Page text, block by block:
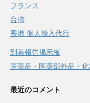
フランス
台湾
香港 個人輸入代行
到着報告掲示板
医薬品・医薬部外品・
最近のコメント